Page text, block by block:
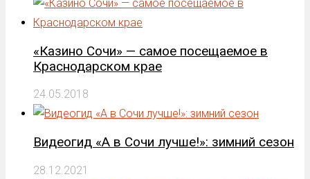
«Казино Сочи» — самое посещаемое в
Краснодарском крае
24.05.2018
Видеогид «А в Сочи лучше!»: зимний сезон
28.12.2021